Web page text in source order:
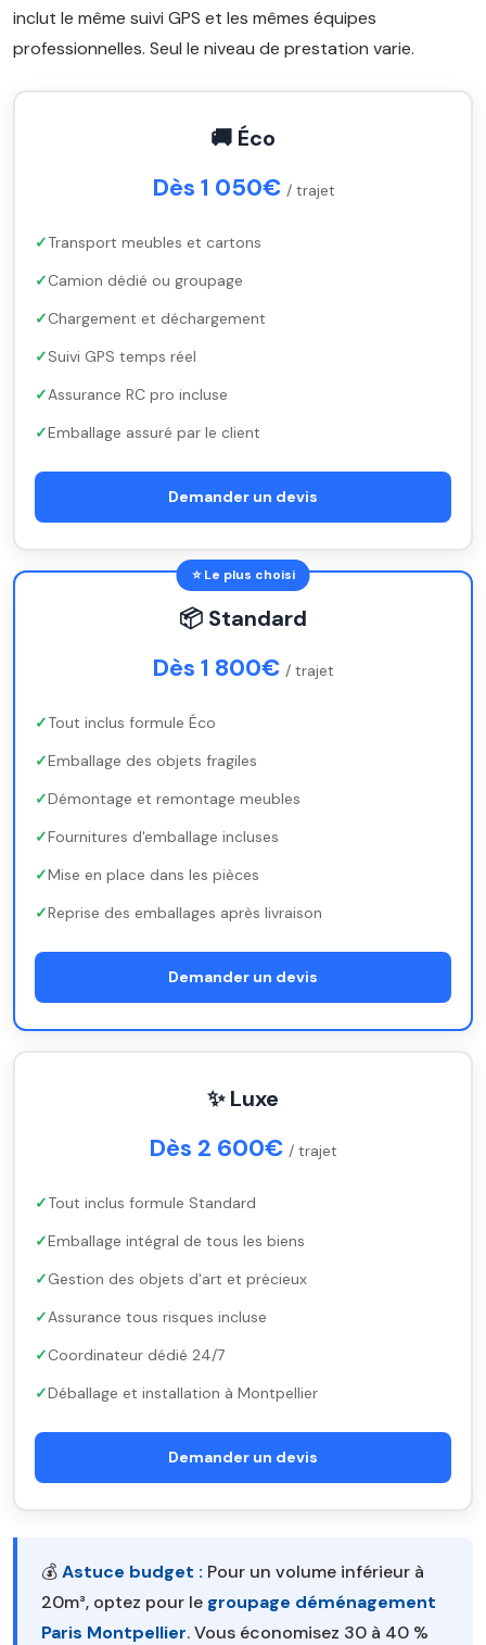
inclut le même suivi GPS et les mêmes équipes
professionnelles. Seul le niveau de prestation varie.
🚚 Éco
Dès 1 050€ / trajet
Transport meubles et cartons
Camion dédié ou groupage
Chargement et déchargement
Suivi GPS temps réel
Assurance RC pro incluse
Emballage assuré par le client
Demander un devis
⭐ Le plus choisi
📦 Standard
Dès 1 800€ / trajet
Tout inclus formule Éco
Emballage des objets fragiles
Démontage et remontage meubles
Fournitures d'emballage incluses
Mise en place dans les pièces
Reprise des emballages après livraison
Demander un devis
✨ Luxe
Dès 2 600€ / trajet
Tout inclus formule Standard
Emballage intégral de tous les biens
Gestion des objets d'art et précieux
Assurance tous risques incluse
Coordinateur dédié 24/7
Déballage et installation à Montpellier
Demander un devis
💰Astuce budget : Pour un volume inférieur à
20m³, optez pour le groupage déménagement
Paris Montpellier. Vous économisez 30 à 40 %